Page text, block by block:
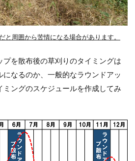
周囲から苦情になる場合があります。
プを散布後の草刈りのタイミングは
になるのか、一般的なラウンドアッ
ミングのスケジュールを作成してみ